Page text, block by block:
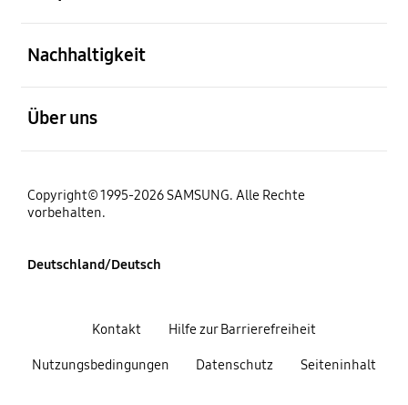
Nachhaltigkeit
Über uns
Copyright© 1995-2026 SAMSUNG. Alle Rechte
vorbehalten.
Deutschland/Deutsch
Kontakt Hilfe zur Barrierefreiheit
Nutzungsbedingungen Datenschutz Seiteninhalt